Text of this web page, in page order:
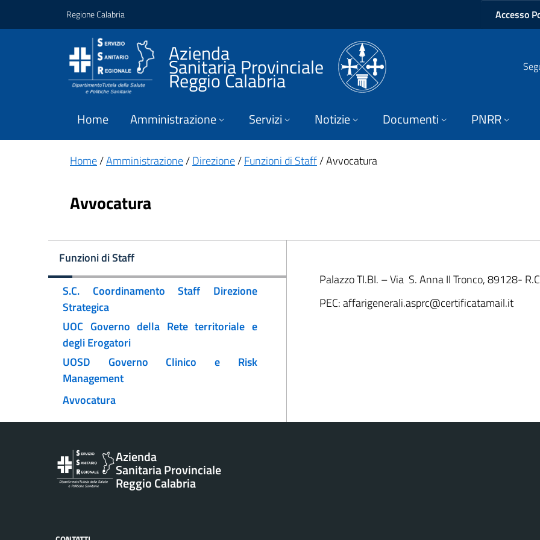
Regione Calabria Accesso
Azienda
Sanitaria Provinciale
Reggio Calabria
Home Amministrazione Servizi Notizie Documenti PNRR
Home/Amministrazione/Direzione/Funzioni di Staff/ Avvocatura
Avvocatura
Funzioni di Staff
S.C. Coordinamento Staff Direzione
Strategica
UOC Governo della Rete territoriale e
degli Erogatori
UOSD Governo Clinico e Risk
Management
Avvocatura
Palazzo TI.BI. – Via S. Anna II Tronco, 89128-
PEC: affarigenerali.asprc@certificatamail.it
Azienda
Sanitaria Provinciale
Reggio Calabria